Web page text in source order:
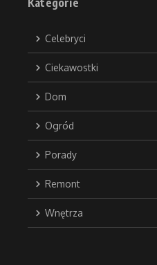
Kategorie
Celebryci
Ciekawostki
Dom
Ogród
Porady
Remont
Wnętrza